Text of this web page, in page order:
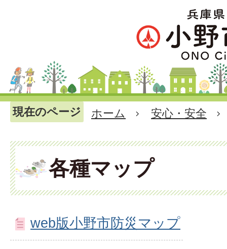
現在のページ ホーム 安心・安全
各種マップ
web版小野市防災マップ